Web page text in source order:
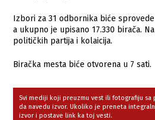
Izbori za 31 odbornika biće
a ukupno je upisano 17.330 birača.
političkih partija i kolaicija.
Biračka mesta biće otvorena u 7 sati.
Svi mediji koji preuzmu vest ili fotografiju sa
da navedu izvor. Ukoliko je preneta
izvor i postave link ka toj vesti.